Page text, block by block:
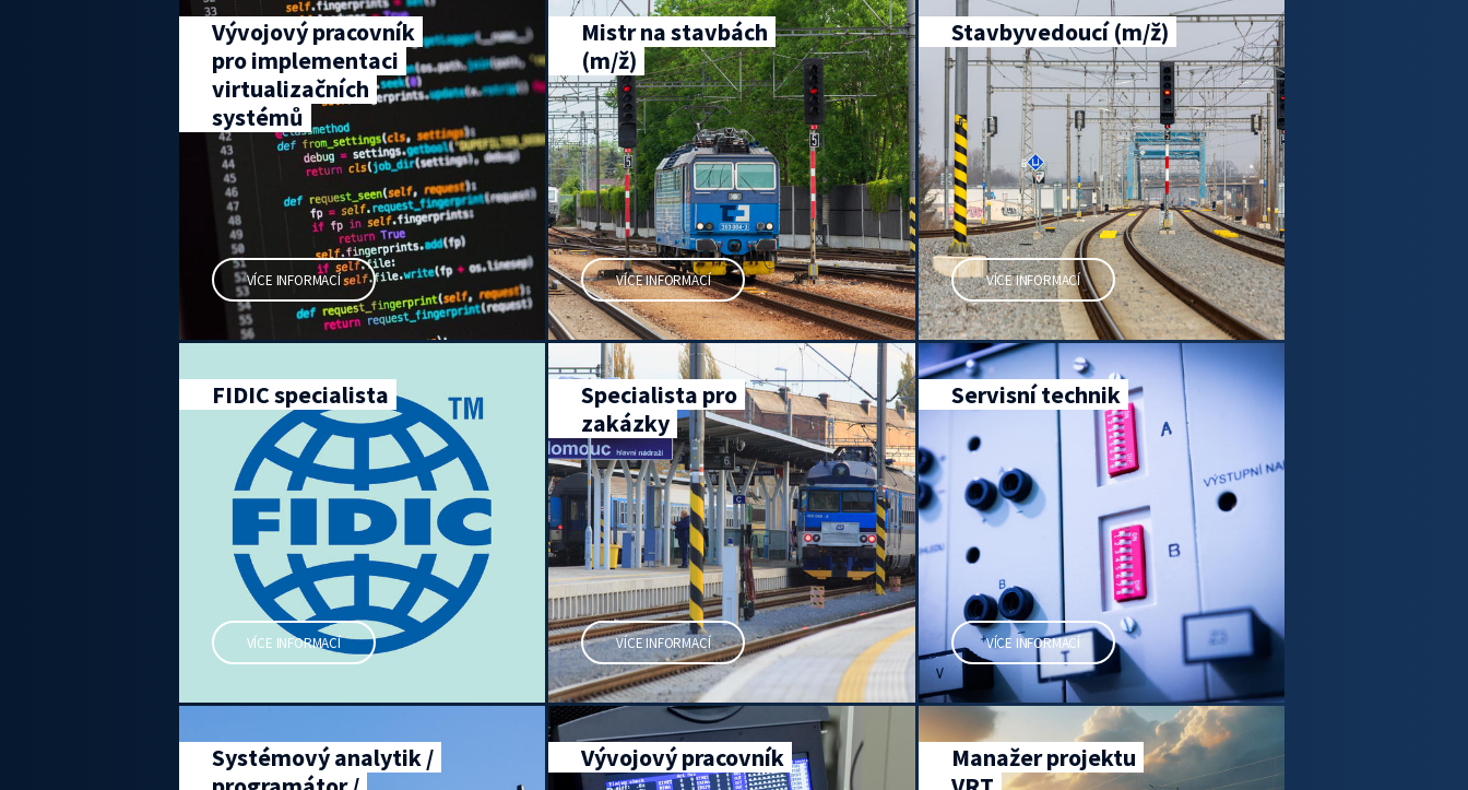
Vývojový pracovník
pro implementaci
virtualizačních
systémů
VÍCE INFORMACÍ
Mistr na stavbách
(m/ž)
VÍCE INFORMACÍ
Stavbyvedoucí (m/ž)
VÍCE INFORMACÍ
FIDIC specialista
VÍCE INFORMACÍ
Specialista pro
zakázky
VÍCE INFORMACÍ
Servisní technik
VÍCE INFORMACÍ
Systémový analytik /
Vývojový pracovník
Manažer projektu